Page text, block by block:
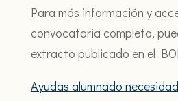
Para más información y
convocatoria completa,
extracto publicado en el
Ayudas alumnado